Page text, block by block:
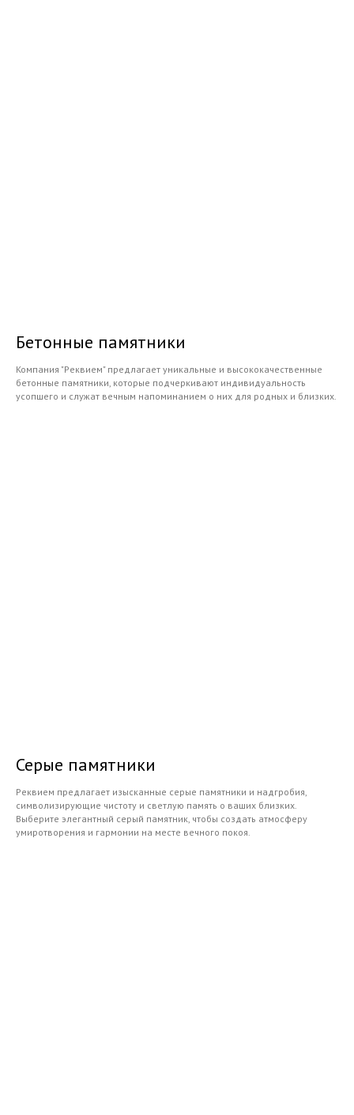
Бетонные памятники
Компания "Реквием" предлагает уникальные и высококачественные
бетонные памятники, которые подчеркивают индивидуальность
усопшего и служат вечным напоминанием о них для родных и близких.
Серые памятники
Реквием предлагает изысканные серые памятники и надгробия,
символизирующие чистоту и светлую память о ваших близких.
Выберите элегантный серый памятник, чтобы создать атмосферу
умиротворения и гармонии на месте вечного покоя.